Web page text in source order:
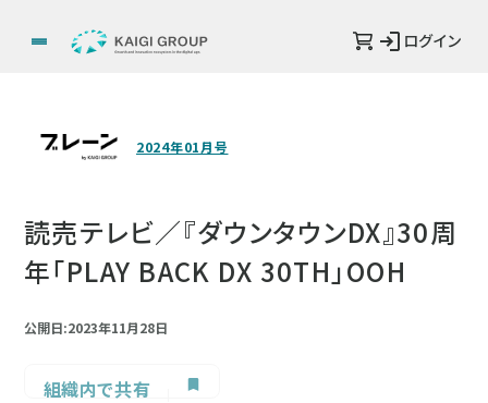
ログイン
2024年01月号
読売テレビ／『ダウンタウンDX』30周
年「PLAY BACK DX 30TH」OOH
公開日:2023年11月28日
組織内で共有